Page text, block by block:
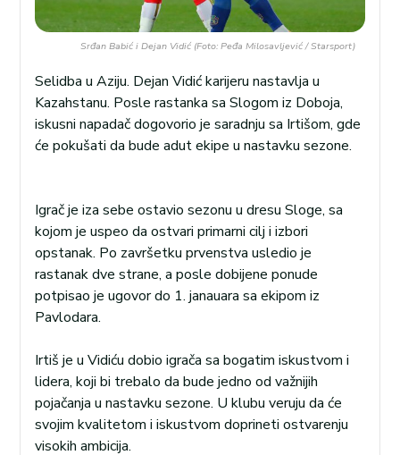
Srđan Babić i Dejan Vidić (Foto: Peđa Milosavljević / Starsport)
Selidba u Aziju. Dejan Vidić karijeru nastavlja u
Kazahstanu. Posle rastanka sa Slogom iz Doboja,
iskusni napadač dogovorio je saradnju sa Irtišom, gde
će pokušati da bude adut ekipe u nastavku sezone.
Igrač je iza sebe ostavio sezonu u dresu Sloge, sa
kojom je uspeo da ostvari primarni cilj i izbori
opstanak. Po završetku prvenstva usledio je
rastanak dve strane, a posle dobijene ponude
potpisao je ugovor do 1. janauara sa ekipom iz
Pavlodara.
Irtiš je u Vidiću dobio igrača sa bogatim iskustvom i
lidera, koji bi trebalo da bude jedno od važnijih
pojačanja u nastavku sezone. U klubu veruju da će
svojim kvalitetom i iskustvom doprineti ostvarenju
visokih ambicija.